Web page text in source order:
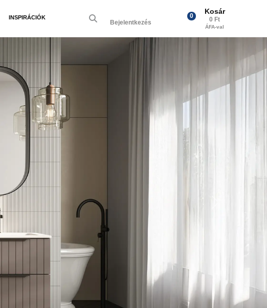
INSPIRÁCIÓK
Bejelentkezés
0
Kosár
0 Ft
ÁFA-val